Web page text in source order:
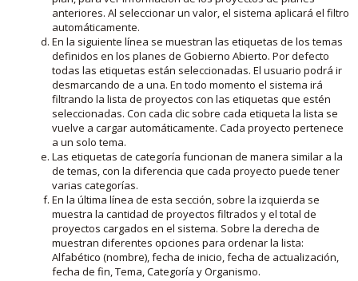
anteriores. Al seleccionar un valor, el sistema aplicará el filtro
automáticamente.
En la siguiente línea se muestran las etiquetas de los temas
definidos en los planes de Gobierno Abierto. Por defecto
todas las etiquetas están seleccionadas. El usuario podrá ir
desmarcando de a una. En todo momento el sistema irá
filtrando la lista de proyectos con las etiquetas que estén
seleccionadas. Con cada clic sobre cada etiqueta la lista se
vuelve a cargar automáticamente. Cada proyecto pertenece
a un solo tema.
Las etiquetas de categoría funcionan de manera similar a la
de temas, con la diferencia que cada proyecto puede tener
varias categorías.
En la última línea de esta sección, sobre la izquierda se
muestra la cantidad de proyectos filtrados y el total de
proyectos cargados en el sistema. Sobre la derecha de
muestran diferentes opciones para ordenar la lista:
Alfabético (nombre), fecha de inicio, fecha de actualización,
fecha de fin, Tema, Categoría y Organismo.